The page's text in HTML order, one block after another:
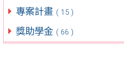
專案計畫 ( 15 )
獎助學金 ( 66 )